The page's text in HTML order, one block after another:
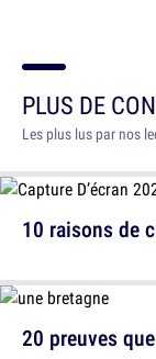
PLUS DE
Les plus lus par nos
10 raisons de
20 preuves